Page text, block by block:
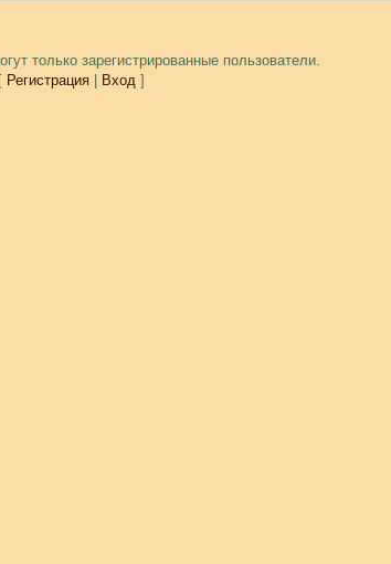
только зарегистрированные пользователи.
[ Регистрация| Вход]